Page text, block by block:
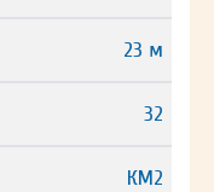
23 м
32
КМ2